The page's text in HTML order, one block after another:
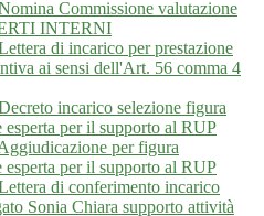
Commissione valutazione
INTERNI
di incarico per prestazione
ai sensi dell'Art. 56 comma 4
incarico selezione figura
esperta per il supporto al RUP
per figura
esperta per il supporto al RUP
di conferimento incarico
Sonia Chiara supporto attività